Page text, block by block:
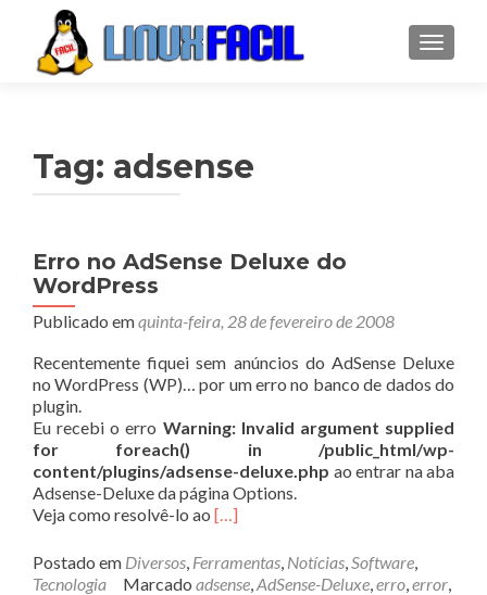
Tag: adsense
Erro no AdSense Deluxe do
WordPress
Publicado emquinta-feira, 28 de fevereiro de 2008
Recentemente fiquei sem anúncios do AdSense Deluxe
no WordPress (WP)… por um erro no banco de dados do
plugin.
Eu recebi o erro Warning: Invalid argument supplied
for foreach() in /public_html/wp-
content/plugins/adsense-deluxe.php ao entrar na aba
Adsense-Deluxe da página Options.
Veja como resolvê-lo ao […]
Postado em Diversos, Ferramentas, Notícias,Software,
Tecnologia
Marcado adsense,AdSense-Deluxe,erro,error,